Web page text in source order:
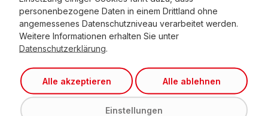
Liste Fritz –
Bürgerforum Tirol
personenbezogene Daten in einem Drittland ohne
angemessenes Datenschutzniveau verarbeitet werden.
Weitere Informationen erhalten Sie unter
Datenschutzerklärung
Alle akzeptieren Alle ablehnen
Einstellungen